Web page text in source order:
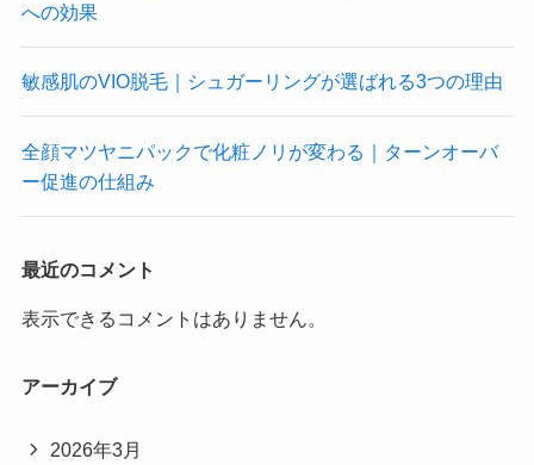
への効果
敏感肌のVIO脱毛｜シュガーリングが選ばれる3つの理由
全顔マツヤニパックで化粧ノリが変わる｜ターンオーバ
ー促進の仕組み
最近のコメント
表示できるコメントはありません。
アーカイブ
2026年3月